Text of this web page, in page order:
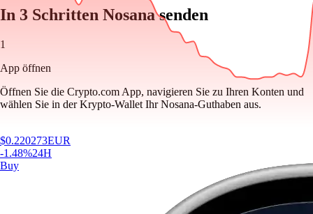
$0.220273EUR
-1.48%24H
Buy
In 3 Schritten Nosana senden
1
App öffnen
Öffnen Sie die Crypto.com App, navigieren Sie zu Ihren Konten und
wählen Sie in der Krypto-Wallet Ihr Nosana-Guthaben aus.